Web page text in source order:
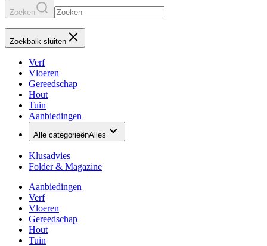
Zoeken
Zoekbalk sluiten
Verf
Vloeren
Gereedschap
Hout
Tuin
Aanbiedingen
Alle categorieënAlles
Klusadvies
Folder & Magazine
Aanbiedingen
Verf
Vloeren
Gereedschap
Hout
Tuin